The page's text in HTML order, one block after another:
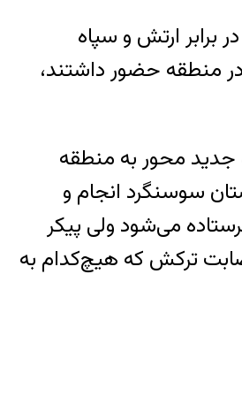
برابر ارتش و سپاه
منطقه حضور داشتند،
جدید محور به منطقه
سوسنگرد انجام و
می‌شود ولی پیکر
ترکش که هیچ‌کدام به‌